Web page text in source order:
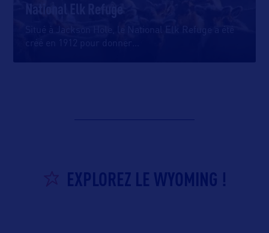
Situé à Jackson Hole, le National Elk Refuge a été
créé en 1912 pour donner
EXPLOREZ LE WYOMING !